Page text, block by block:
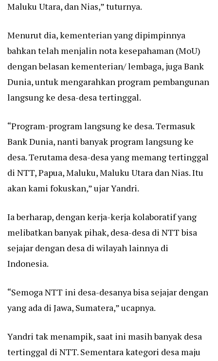
Maluku Utara, dan Nias,” tuturnya.
Menurut dia, kementerian yang dipimpinnya
bahkan telah menjalin nota kesepahaman (MoU)
dengan belasan kementerian/ lembaga, juga Bank
Dunia, untuk mengarahkan program pembangunan
langsung ke desa-desa tertinggal.
“Program-program langsung ke desa. Termasuk
Bank Dunia, nanti banyak program langsung ke
desa. Terutama desa-desa yang memang tertinggal
di NTT, Papua, Maluku, Maluku Utara dan Nias. Itu
akan kami fokuskan,” ujar Yandri.
Ia berharap, dengan kerja-kerja kolaboratif yang
melibatkan banyak pihak, desa-desa di NTT bisa
sejajar dengan desa di wilayah lainnya di
Indonesia.
“Semoga NTT ini desa-desanya bisa sejajar dengan
yang ada di Jawa, Sumatera,” ucapnya.
Yandri tak menampik, saat ini masih banyak desa
tertinggal di NTT. Sementara kategori desa maju